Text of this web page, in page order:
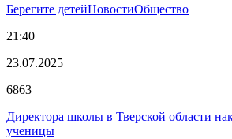
Берегите детейНовостиОбщество
21:40
23.07.2025
6863
Директора школы в Тверской области
ученицы